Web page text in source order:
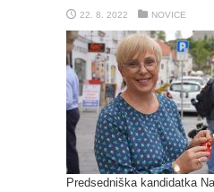
22. 8. 2022 NOVICE
Predsedniška kandidatka